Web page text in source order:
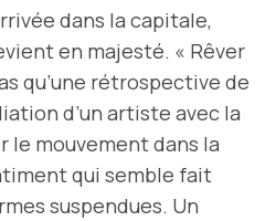
dans la capitale,
en majesté. « Rêver
qu’une rétrospective de
d’un artiste avec la
le mouvement dans la
qui semble fait
suspendues. Un